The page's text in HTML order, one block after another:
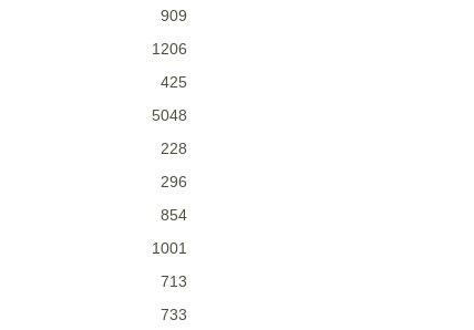
909
1206
425
5048
228
296
854
1001
713
733